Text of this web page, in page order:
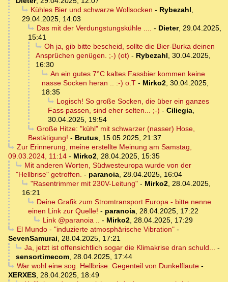
Kühles Bier und schwarze Wollsocken - Rybezahl
29.04.2025, 14:03
Das mit der Verdungstungskühle ....
- Dieter, 29.04.2025,
15:41
Oh ja, gib bitte bescheid, sollte die Bier-Burka deinen
Ansprüchen genügen. ;-) (ot) - Rybezahl 30.04.2025,
16:30
An ein gutes 7°C kaltes Fassbier kommen keine
nasse Socken heran .. :-) o.T - Mirko2 30.04.2025,
18:35
Logisch! So große Socken, die über ein ganzes
Fass passen, sind eher selten... ;-) - Ciliegia
30.04.2025, 19:54
Große Hitze: "kühl" mit schwarzer (nasser) Hose,
Bestätigung! - Brutus 15.05.2025, 21:37
Zur Erinnerung, meine erstellte Meinung am Samstag,
09.03.2024, 11:14 - Mirko2 28.04.2025, 15:35
Mit anderen Worten, Südwesteuropa wurde von der
"Hellbrise" getroffen. - paranoia 28.04.2025, 16:04
"Rasentrimmer mit 230V-Leitung"- Mirko2, 28.04.2025,
16:21
Deine Grafik zum Stromtransport Europa - bitte nenne
einen Link zur Quelle! - paranoia 28.04.2025, 17:22
Link @paranoia ..
- Mirko2, 28.04.2025, 17:29
El Mundo - "induzierte atmosphärische Vibration"-
SevenSamurai
28.04.2025, 17:21
Ja, jetzt ist offensichtlich sogar die Klimakrise dran schuld...
-
sensortimecom 28.04.2025, 17:44
War wohl eine sog. Hellbrise. Gegenteil von Dunkelflaute-
XERXES 28.04.2025, 18:49